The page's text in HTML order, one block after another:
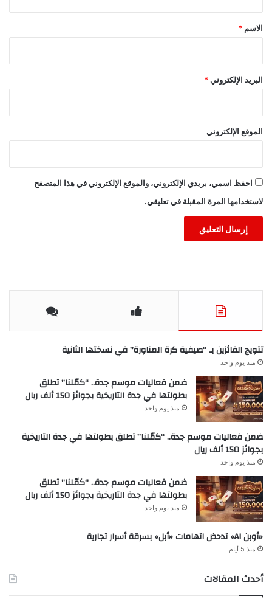
*
الاسم *
البريد الإلكتروني *
الموقع الإلكتروني
احفظ اسمي، بريدي الإلكتروني، والموقع الإلكتروني في هذا المتصفح
لاستخدامها المرة المقبلة في تعليقي.
تتويج الفائزين بـ “صيفية كرة المناورة” في نسختها الثانية
منذ يوم واحد
ضمن فعاليات موسم جدة.. “كمّلنا” تطلق
بطولتها في جدة التاريخية بجوائز 150 ألف ريال
منذ يوم واحد
ضمن فعاليات موسم جدة.. “كمّلنا” تطلق بطولتها في جدة التاريخية
بجوائز 150 ألف ريال
منذ يوم واحد
ضمن فعاليات موسم جدة.. “كمّلنا” تطلق
بطولتها في جدة التاريخية بجوائز 150 ألف ريال
منذ يوم واحد
«أوبن AI» تدحض اتهامات «أبل» بسرقة أسرار تجارية
منذ 5 أيام
أحدث المقالات